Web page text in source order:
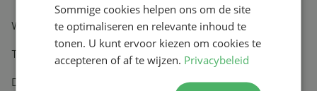
Wapiti
Tai-Ginseng
Dermagíq
Sommige cookies helpen ons om de site
te optimaliseren en relevante inhoud te
tonen. U kunt ervoor kiezen om cookies te
accepteren of af te wijzen. Privacybeleid